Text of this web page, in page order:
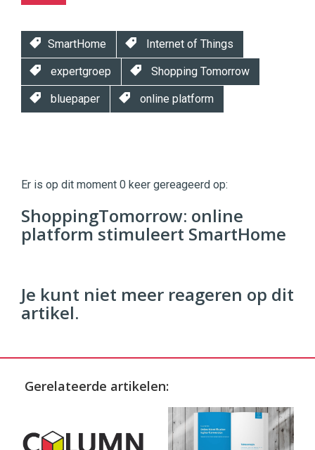
SmartHome Internet of Things
expertgroep Shopping Tomorrow
bluepaper online platform
|
Digital
Commercehttps://twinklemagazine.nl
9654
Er is op dit moment 0 keer gereageerd op:
ShoppingTomorrow: online
platform stimuleert SmartHome
Je kunt niet meer reageren op dit
artikel.
Gerelateerde artikelen: